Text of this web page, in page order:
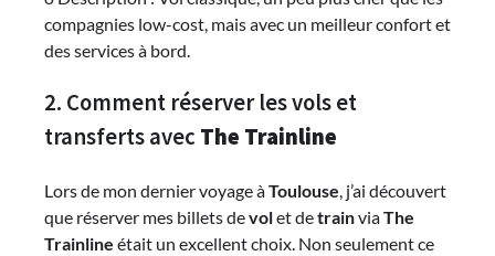
compagnies low-cost, mais avec un meilleur confort et
des services à bord.
2. Comment réserver les vols et
transferts avec The Trainline
Lors de mon dernier voyage àToulouse, j’ai découvert
que réserver mes billets devolet detrainviaThe
Trainline était un excellent choix. Non seulement ce